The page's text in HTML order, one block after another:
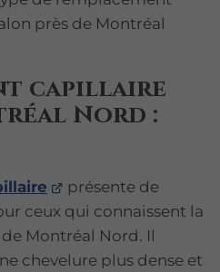
près de Montréal
capillaire
Nord :
présente de
ceux qui connaissent la
Montréal Nord. Il
chevelure plus dense et